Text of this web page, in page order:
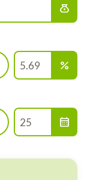
money_bag
percent
calendar_month